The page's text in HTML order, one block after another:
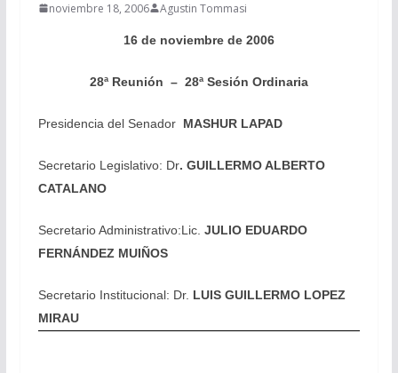
noviembre 18, 2006 Agustin Tommasi
16 de noviembre de 2006
28ª Reunión – 28ª Sesión Ordinaria
Presidencia del Senador MASHUR LAPAD
Secretario Legislativo: Dr. GUILLERMO ALBERTO
CATALANO
Secretario Administrativo:Lic. JULIO EDUARDO
FERNÁNDEZ MUIÑOS
Secretario Institucional: Dr. LUIS GUILLERMO LOPEZ
MIRAU